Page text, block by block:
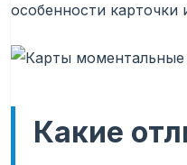
особенности карточки
Какие